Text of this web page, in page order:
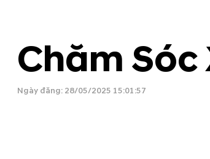
Chăm Sóc
Ngày đăng: 28/05/2025 15:01:57